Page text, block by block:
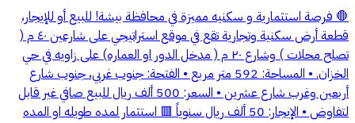
🛑 فرصة استثمارية و سكنيه مميزة في محافظة بيشة! للبيع أو للإيجار،
قطعة أرض سكنية وتجارية تقع في موقع استراتيجي على شارعين ٤٠ م (
تصلح محلات ) وشارع ٢٠ م ( مدخل الدور او العماره) على زاويه في حي
الخزان. • المساحة: 592 متر مربع • الفتحة: جنوب غربي، جنوب شارع
أربعين وغرب شارع عشرين • السعر: 500 ألف ريال للبيع صافي غير قابل
لتفاوض • الإيجار: 50 ألف ريال سنوياً 🟥 استثمار لمده طويله او المده